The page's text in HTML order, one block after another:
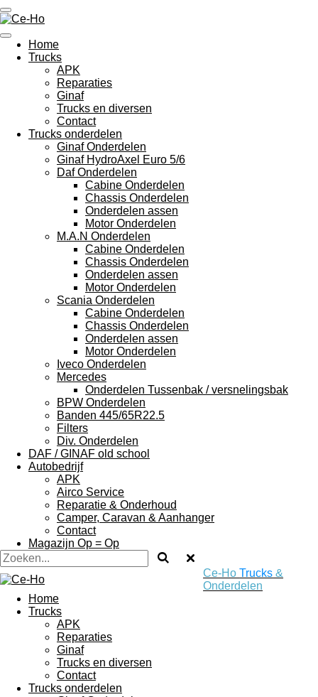
Ga
direct
naar
de
hoofdinhoud
Home
Trucks
APK
Reparaties
Ginaf
Trucks en diversen
Contact
Trucks onderdelen
Ginaf Onderdelen
Ginaf HydroAxel Euro 5/6
Daf Onderdelen
Cabine Onderdelen
Chassis Onderdelen
Onderdelen assen
Motor Onderdelen
M.A.N Onderdelen
Cabine Onderdelen
Chassis Onderdelen
Onderdelen assen
Motor Onderdelen
Scania Onderdelen
Cabine Onderdelen
Chassis Onderdelen
Onderdelen assen
Motor Onderdelen
Iveco Onderdelen
Mercedes
Onderdelen Tussenbak / versnelingsbak
BPW Onderdelen
Banden 445/65R22.5
Filters
Div. Onderdelen
DAF / GINAF old school
Autobedrijf
APK
Airco Service
Reparatie & Onderhoud
Camper, Caravan & Aanhanger
Contact
Magazijn Op = Op
Ce-HoTrucks &
Onderdelen
Home
Trucks
APK
Reparaties
Ginaf
Trucks en diversen
Contact
Trucks onderdelen